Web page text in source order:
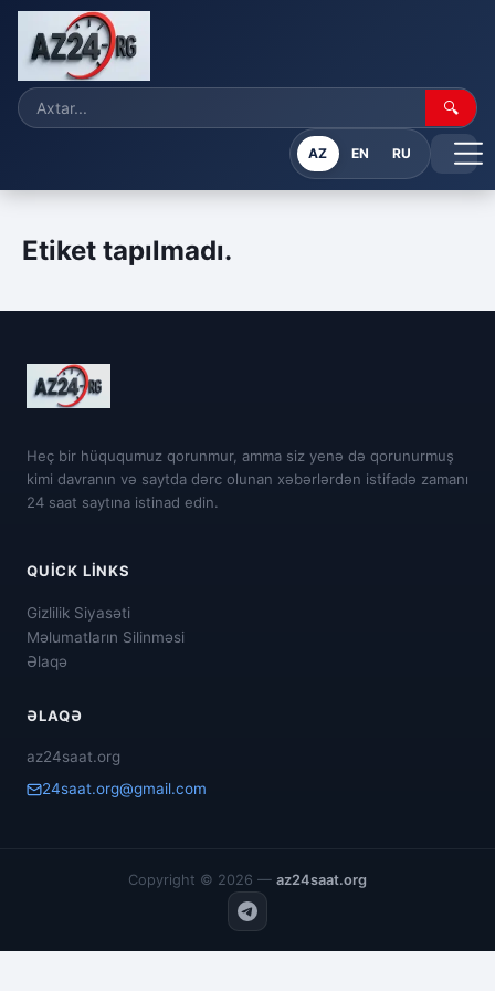
🔍
AZ EN RU
Etiket tapılmadı.
Heç bir hüququmuz qorunmur, amma siz yenə də qorunurmuş
kimi davranın və saytda dərc olunan xəbərlərdən istifadə zamanı
24 saat saytına istinad edin.
QUICK LINKS
Gizlilik Siyasəti
Məlumatların Silinməsi
Əlaqə
ƏLAQƏ
az24saat.org
24saat.org@gmail.com
Copyright © 2026 — az24saat.org